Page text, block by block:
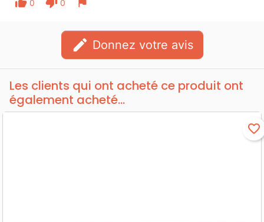
0 0
edit Donnez votre avis
Les clients qui ont acheté ce produit ont
également acheté...
favorite_border